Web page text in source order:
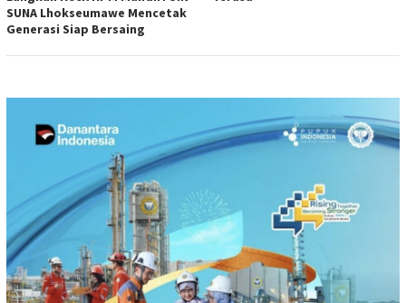
SUNA Lhokseumawe Mencetak
Generasi Siap Bersaing